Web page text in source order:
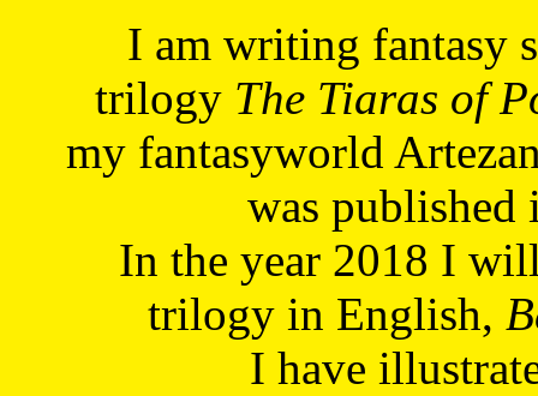
I am writing fantasy
trilogy The Tiaras of
my fantasyworld
was published
In the year 2018 I
trilogy in English,
I have